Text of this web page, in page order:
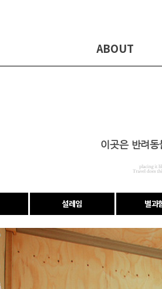
ABOUT
이곳은 반려
설레임 별과